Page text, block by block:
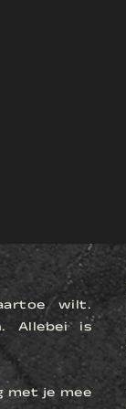
wilt.
Allebei is
met je mee